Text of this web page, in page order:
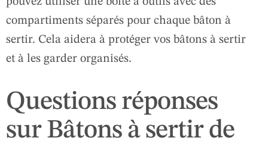
compartiments séparés pour chaque bâton à
sertir. Cela aidera à protéger vos bâtons à sertir
et à les garder organisés.
Questions réponses
sur Bâtons à sertir de